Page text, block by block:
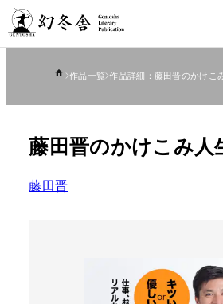
作品一覧 作品詳細：藤田晋のかけこ
藤田晋のかけこみ人
藤田晋